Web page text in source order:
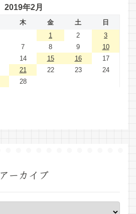
2019年2月
木 金 土
日
1
2
3
7 8 9
10
14 15 16
17
21 22 23
24
28
アーカイブ